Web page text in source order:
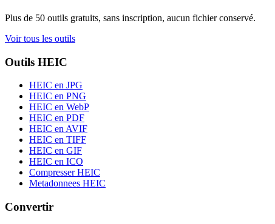
Plus de 50 outils gratuits, sans inscription, aucun fichier conservé.
Voir tous les outils
Outils HEIC
HEIC en JPG
HEIC en PNG
HEIC en WebP
HEIC en PDF
HEIC en AVIF
HEIC en TIFF
HEIC en GIF
HEIC en ICO
Compresser HEIC
Metadonnees HEIC
Convertir